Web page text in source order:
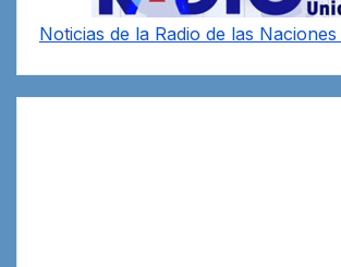
Noticias de la Radio de las Naciones